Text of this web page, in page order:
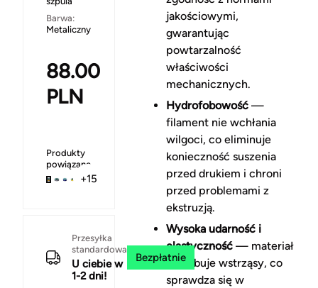
Barwa:
Metaliczny
88.00
PLN
Produkty
powiązane
+15
Przesyłka
standardowa
U ciebie w
1-2 dni!
Bezpłatnie
jakościowymi,
gwarantując
powtarzalność
właściwości
mechanicznych.
Hydrofobowość—
filament nie wchłania
wilgoci, co eliminuje
konieczność suszenia
przed drukiem i chroni
przed problemami z
ekstruzją.
Wysoka udarność i
elastyczność— materiał
absorbuje wstrząsy, co
sprawdza się w